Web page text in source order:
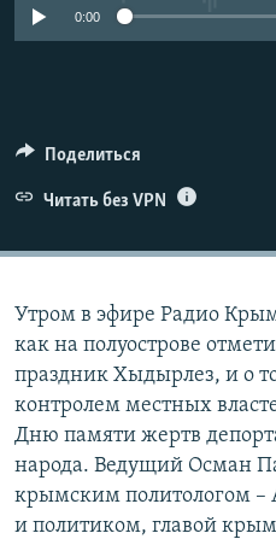
ПОБЕДИТЕЛЕЙ НЕ СУДЯТ?
УКРАИНСКАЯ ПРОБЛЕМА КРЫМА
ПРИСОЕДИНЯЙТЕСЬ!
Все сайты RFE/RL
0:00
Поделиться
Читать без VPN
Утром в эфире Радио
как на полуострове
праздник Хыдырлез, и о
контролем местных
Дню памяти жертв
народа. Ведущий Осман
крымским политологом
и политиком, главой